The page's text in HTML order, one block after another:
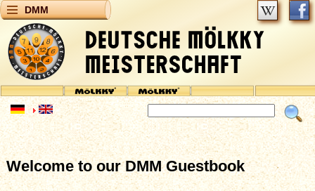
DMM
Welcome to our DMM Guestbook